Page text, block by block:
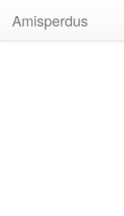
Amisperdus